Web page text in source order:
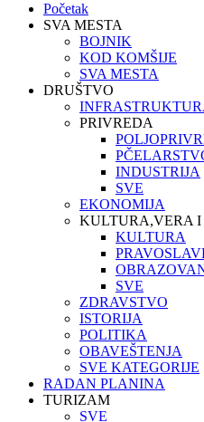
Početak
SVA MESTA
BOJNIK
KOD KOMŠIJE
SVA MESTA
DRUŠTVO
PRIVREDA
INDUSTRIJA
SVE
EKONOMIJA
KULTURA,VERA I
KULTURA
SVE
ZDRAVSTVO
ISTORIJA
POLITIKA
OBAVEŠTENJA
SVE KATEGORIJE
RADAN PLANINA
TURIZAM
SVE